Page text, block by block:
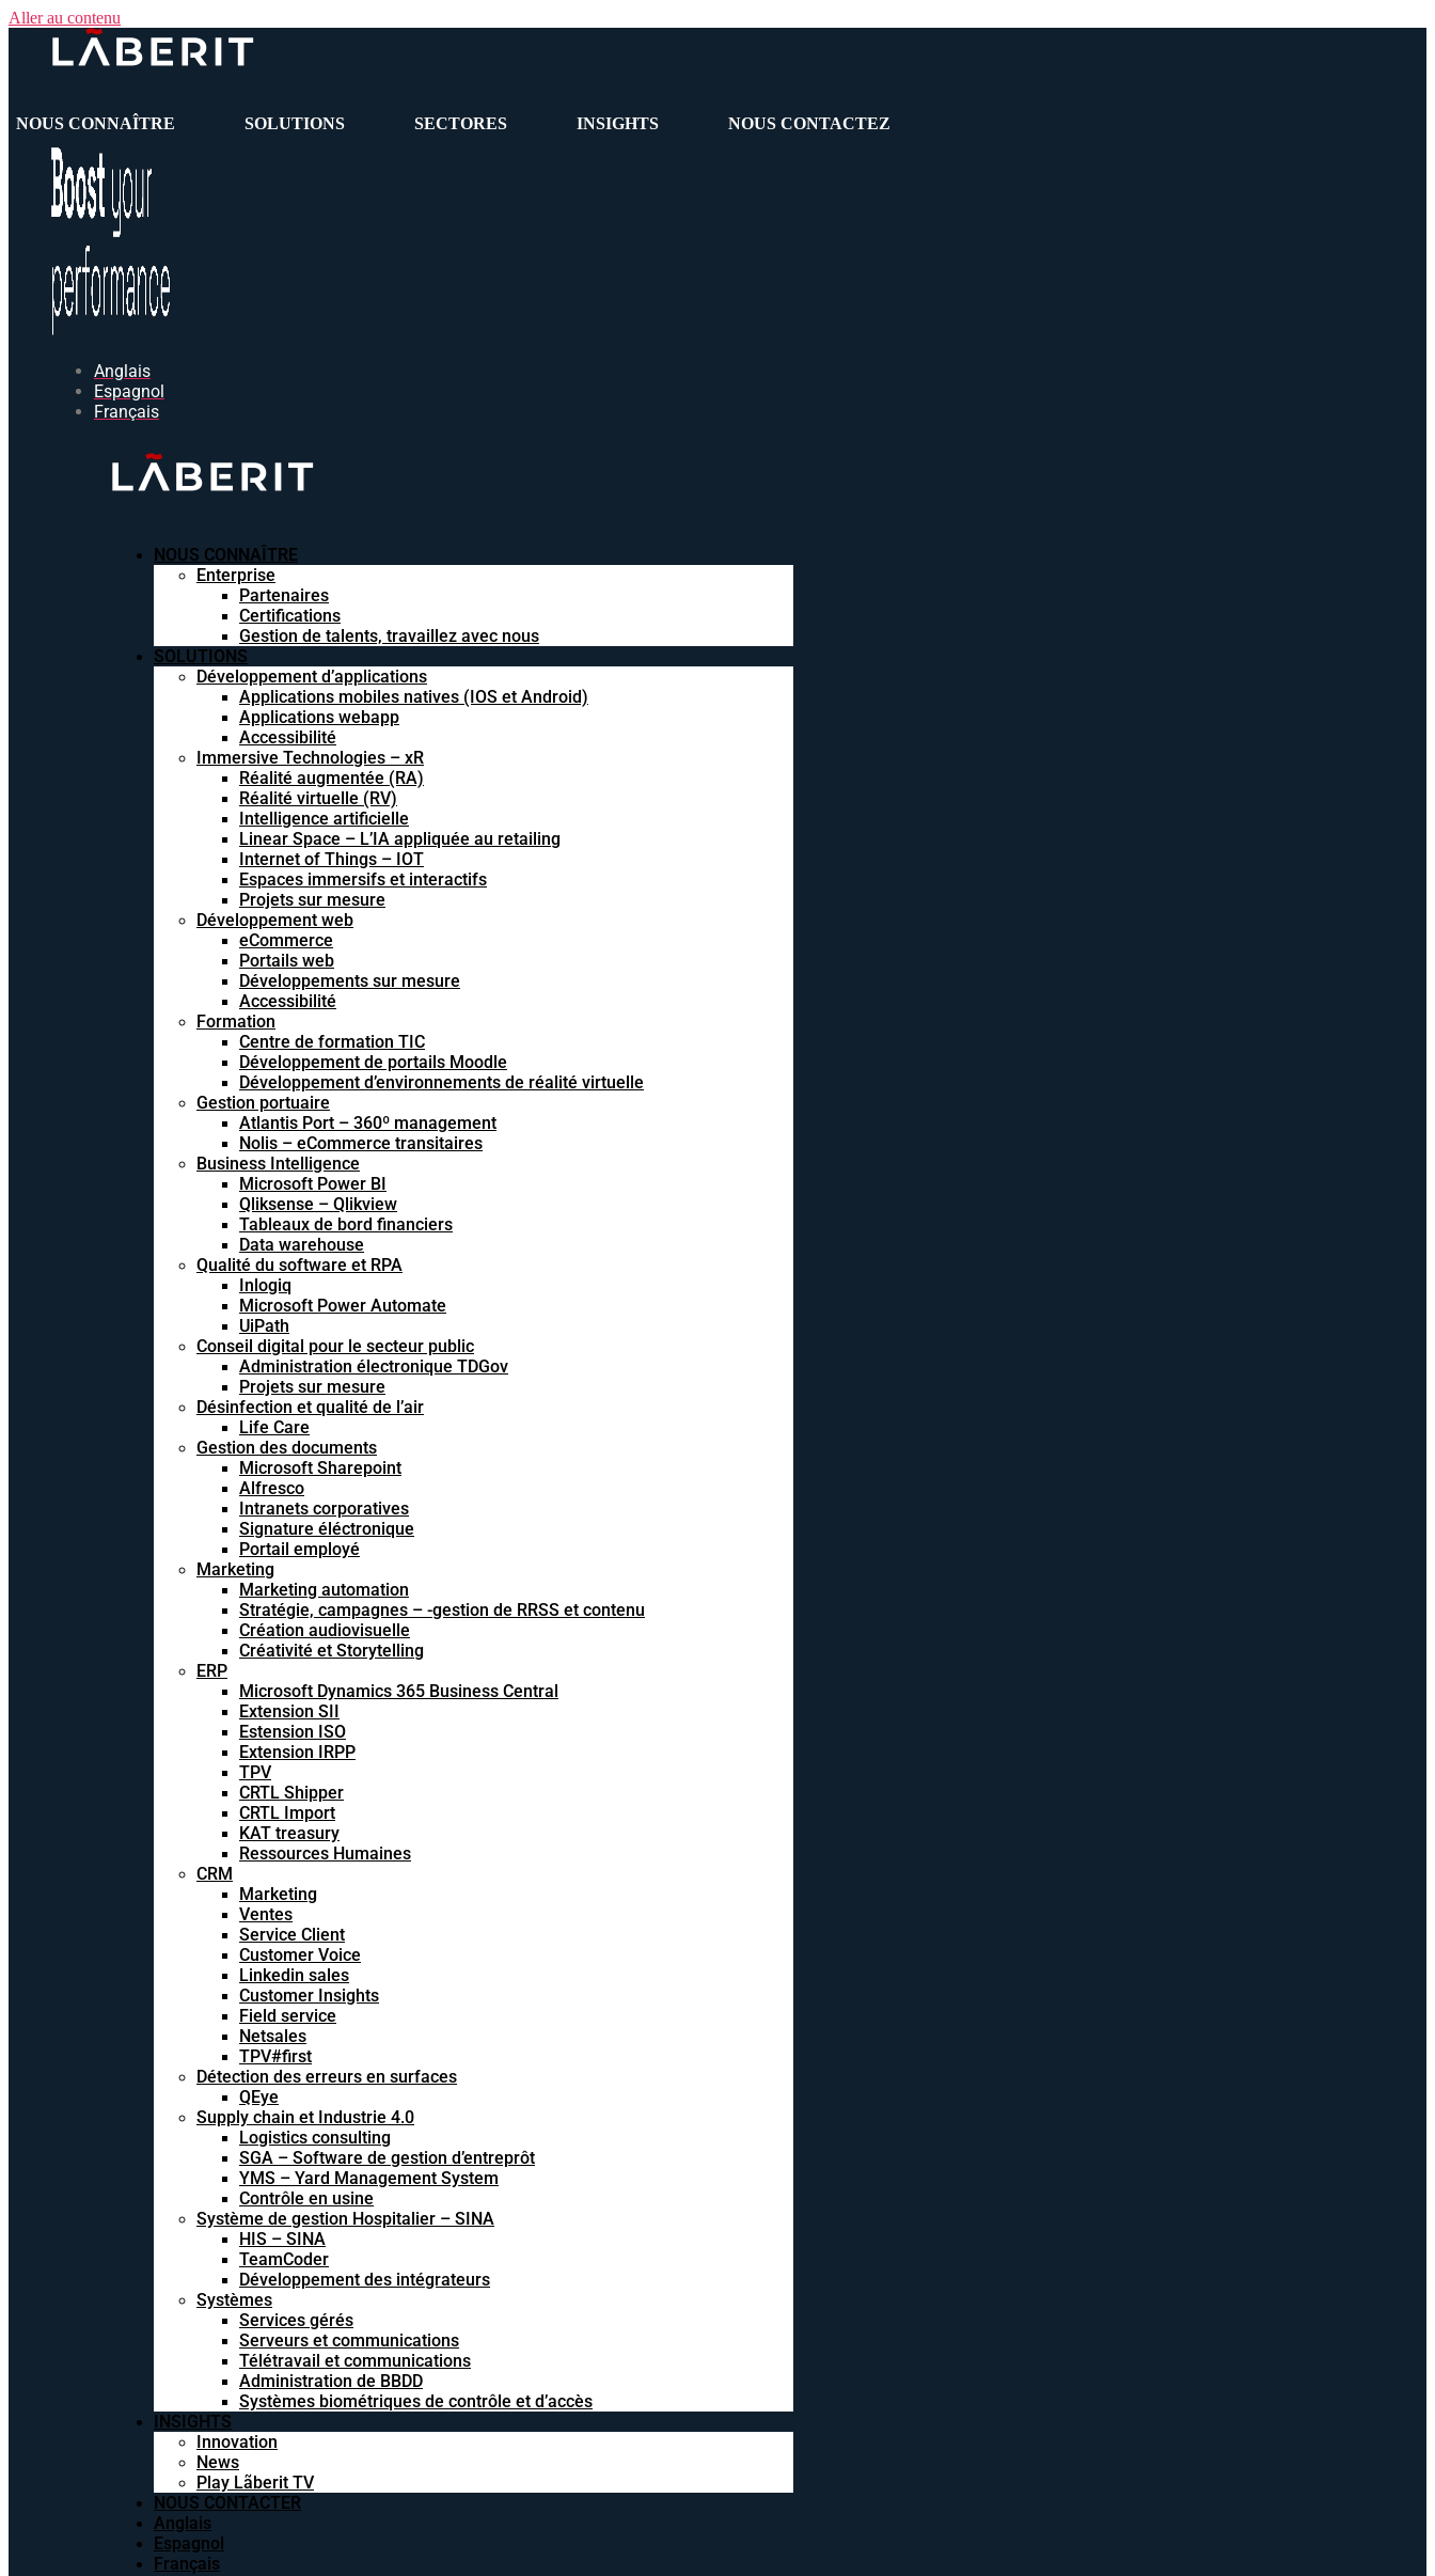
Aller au contenu
NOUS CONNAÎTRE SOLUTIONS SECTORES INSIGHTS NOUS CONTACTEZ
Anglais
Espagnol
Français
NOUS CONNAÎTRE
Enterprise
Partenaires
Certifications
Gestion de talents, travaillez avec nous
SOLUTIONS
Développement d’applications
Applications mobiles natives (IOS et Android)
Applications webapp
Accessibilité
Immersive Technologies – xR
Réalité augmentée (RA)
Réalité virtuelle (RV)
Intelligence artificielle
Linear Space – L’IA appliquée au retailing
Internet of Things – IOT
Espaces immersifs et interactifs
Projets sur mesure
Développement web
eCommerce
Portails web
Développements sur mesure
Accessibilité
Formation
Centre de formation TIC
Développement de portails Moodle
Développement d’environnements de réalité virtuelle
Gestion portuaire
Atlantis Port – 360º management
Nolis – eCommerce transitaires
Business Intelligence
Microsoft Power BI
Qliksense – Qlikview
Tableaux de bord financiers
Data warehouse
Qualité du software et RPA
Inlogiq
Microsoft Power Automate
UiPath
Conseil digital pour le secteur public
Administration électronique TDGov
Projets sur mesure
Désinfection et qualité de l’air
Life Care
Gestion des documents
Microsoft Sharepoint
Alfresco
Intranets corporatives
Signature éléctronique
Portail employé
Marketing
Marketing automation
Stratégie, campagnes – -gestion de RRSS et contenu
Création audiovisuelle
Créativité et Storytelling
ERP
Microsoft Dynamics 365 Business Central
Extension SII
Estension ISO
Extension IRPP
TPV
CRTL Shipper
CRTL Import
KAT treasury
Ressources Humaines
CRM
Marketing
Ventes
Service Client
Customer Voice
Linkedin sales
Customer Insights
Field service
Netsales
TPV#first
Détection des erreurs en surfaces
QEye
Supply chain et Industrie 4.0
Logistics consulting
SGA – Software de gestion d’entreprôt
YMS – Yard Management System
Contrôle en usine
Système de gestion Hospitalier – SINA
HIS – SINA
TeamCoder
Développement des intégrateurs
Systèmes
Services gérés
Serveurs et communications
Télétravail et communications
Administration de BBDD
Systèmes biométriques de contrôle et d’accès
INSIGHTS
Innovation
News
Play Lãberit TV
NOUS CONTACTER
Anglais
Espagnol
Français